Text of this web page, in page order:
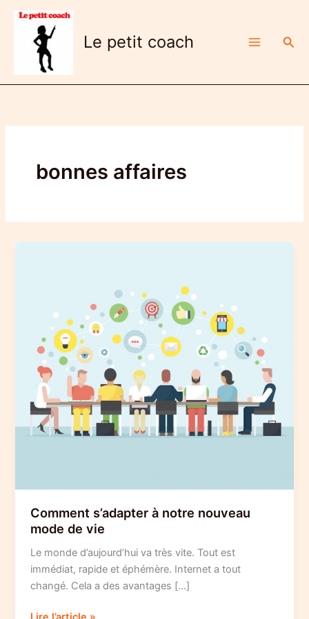
Aller
contenu
Le petit coach
bonnes affaires
Comment s’adapter à notre nouveau
mode de vie
Le monde d’aujourd’hui va très vite. Tout est
immédiat, rapide et éphémère. Internet a tout
changé. Cela a des avantages […]
Comment